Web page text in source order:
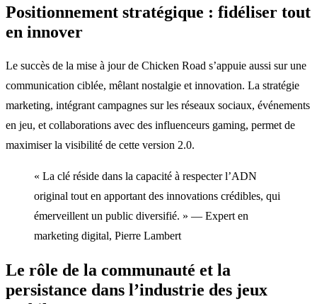
Positionnement stratégique : fidéliser tout
en innover
Le succès de la mise à jour de Chicken Road s’appuie aussi sur une
communication ciblée, mêlant nostalgie et innovation. La stratégie
marketing, intégrant campagnes sur les réseaux sociaux, événements
en jeu, et collaborations avec des influenceurs gaming, permet de
maximiser la visibilité de cette version 2.0.
« La clé réside dans la capacité à respecter l’ADN
original tout en apportant des innovations crédibles, qui
émerveillent un public diversifié. » — Expert en
marketing digital, Pierre Lambert
Le rôle de la communauté et la
persistance dans l’industrie des jeux